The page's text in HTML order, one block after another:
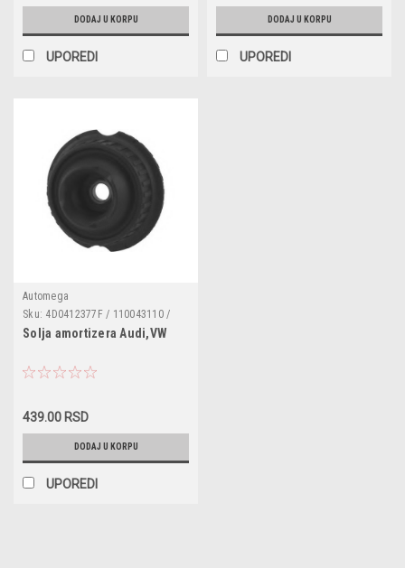
DODAJ U KORPU
UPOREDI
DODAJ U KORPU
UPOREDI
Automega
Sku: 4D0412377F / 110043110 /
1004120012
Solja amortizera Audi,VW
439.00 RSD
DODAJ U KORPU
UPOREDI